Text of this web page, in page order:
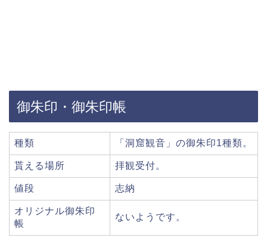
御朱印・御朱印帳
種類 「洞窟観音」の御朱印1種類。
貰える場所 拝観受付。
値段 志納
オリジナル御朱印
帳
ないようです。